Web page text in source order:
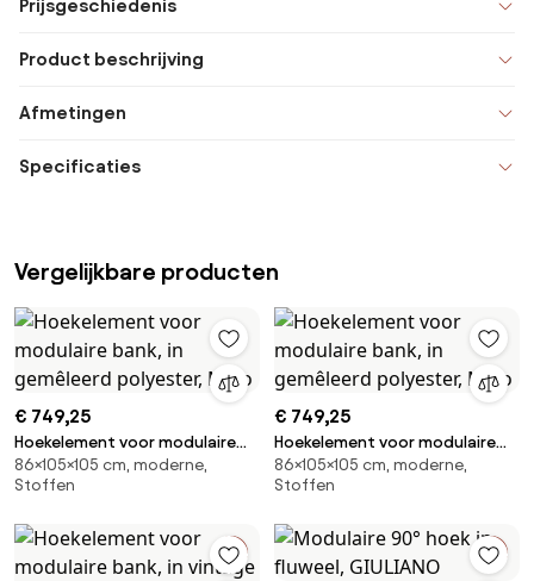
Prijsgeschiedenis
Product beschrijving
Afmetingen
Specificaties
Vergelijkbare producten
€ 749,25
Hoekelement voor modulaire
bank, in gemêleerd polyester,
Malo
86×105×105 cm, moderne,
Stoffen
€ 749,25
Hoekelement voor modulaire
bank, in gemêleerd polyester,
Malo
86×105×105 cm, moderne,
Stoffen